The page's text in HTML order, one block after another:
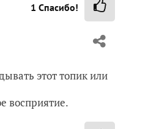
1 Спасибо!
этот топик или
восприятие.